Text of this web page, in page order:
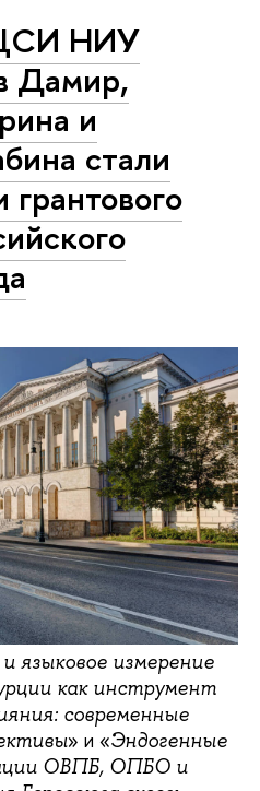
НИУ
Дамир,
и
стали
языковое измерение
как инструмент
современные
» и «Эндогенные
ОВПБ, ОПБО и